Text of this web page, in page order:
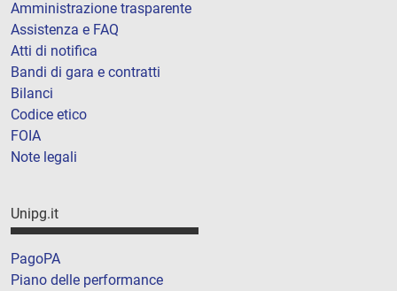
Amministrazione trasparente
Assistenza e FAQ
Atti di notifica
Bandi di gara e contratti
Bilanci
Codice etico
FOIA
Note legali
Unipg.it
PagoPA
Piano delle performance